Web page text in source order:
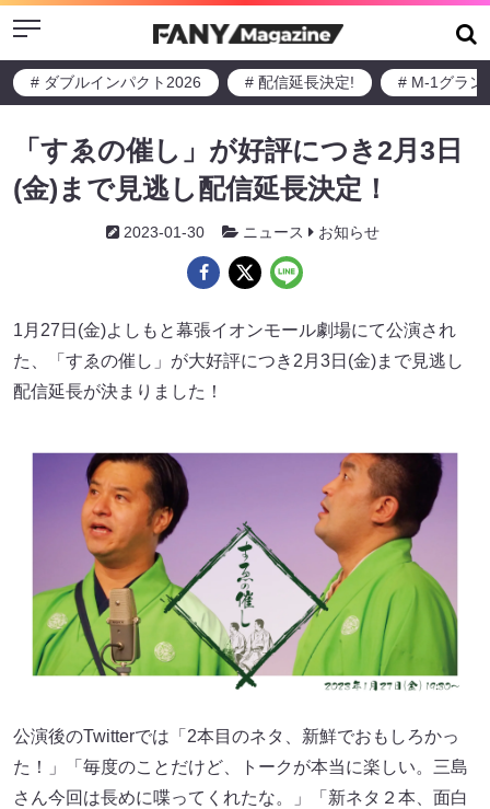
Menu
# ダブルインパクト2026 # 配信延長決定! # M-1グラン
「すゑの催し」が好評につき2月3日
(金)まで見逃し配信延長決定！
2023-01-30 ニュース お知らせ
1月27日(金)よしもと幕張イオンモール劇場にて公演され
た、「すゑの催し」が大好評につき2月3日(金)まで見逃し
配信延長が決まりました！
公演後のTwitterでは「2本目のネタ、新鮮でおもしろかっ
た！」「毎度のことだけど、トークが本当に楽しい。三島
さん今回は長めに喋ってくれたな。」「新ネタ２本、面白